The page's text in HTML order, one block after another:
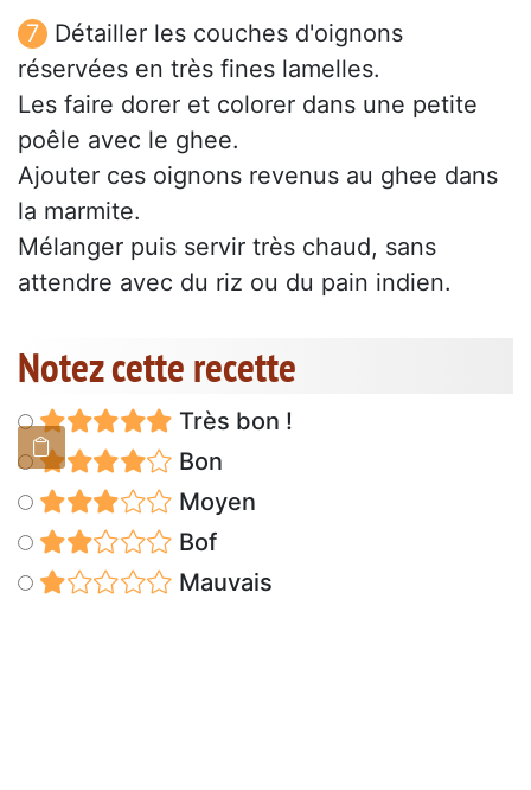
Détailler les couches d'oignons
réservées en très fines lamelles.
Les faire dorer et colorer dans une petite
poêle avec le ghee.
Ajouter ces oignons revenus au ghee dans
la marmite.
Mélanger puis servir très chaud, sans
attendre avec du riz ou du pain indien.
Notez cette recette
Très bon !
Bon
Moyen
Bof
Mauvais